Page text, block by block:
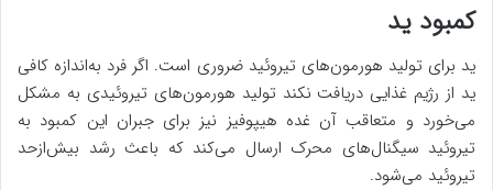
کمبود ید
ید برای تولید هورمون‌های تیروئید ضروری است. اگر فرد به‌اندازه کافی
ید از رژیم غذایی دریافت نکند تولید هورمون‌های تیروئیدی به مشکل
می‌خورد و متعاقب آن غده هیپوفیز نیز برای جبران این کمبود به
تیروئید سیگنال‌های محرک ارسال می‌کند که باعث رشد بیش‌ازحد
تیروئید می‌شود.